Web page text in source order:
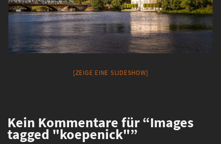
[ZEIGE EINE SLIDESHOW]
Kein Kommentare für “Images
tagged "koepenick"”